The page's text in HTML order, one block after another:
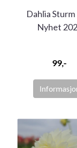
Dahlia Sturm
Nyhet
99,-